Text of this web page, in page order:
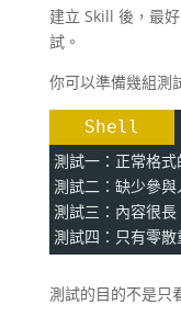
建立 Skill 後，最
試。
你可以準備幾組測
Shell
測試一：正常格
測試二：缺少參
測試三：內容很
測試四：只有零
測試的目的不是只